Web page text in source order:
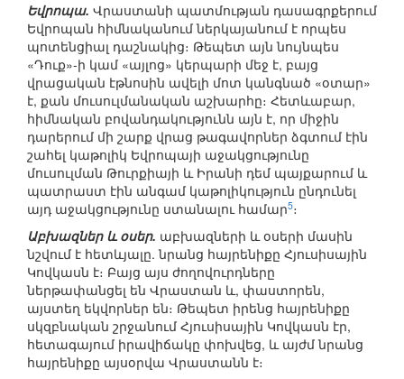
Եվրոպա. Վրաստանի պատմության դասագրքերում
Եվրոպան հիմնականում ներկայանում է որպես
պոտենցիալ դաշնակից։ Թեպետ այն նույնպես
«Դուք»-ի կամ «այլոց» կերպարի մեջ է, բայց
վրացական էթնոսին ավելի մոտ կանգնած «օտար»
է, քան մուսուլմանական աշխարհը։ Հետևաբար,
հիմնական բովանդակությունն այն է, որ միջին
դարերում մի շարք վրաց թագավորներ ձգտում էին
շահել կաթոլիկ Եվրոպայի աջակցությունը
մուսուլման Թուրքիայի և Իրանի դեմ պայքարում և
պատրաստ էին անգամ կաթոլիկություն ընդունել
այդ աջակցությունը ստանալու համար5։
Աբխազներ և օսեր. աբխազների և օսերի մասին
նշվում է հետևյալը. նրանց հայրենիքը Հյուսիսային
Կովկասն է։ Բայց այս ժողովուրդները
ներթափանցել են Վրաստան և, փաստորեն,
այստեղ եկվորներ են։ Թեպետ իրենց հայրենիքը
սկզբնական շրջանում Հյուսիսային Կովկասն էր,
հետագայում իրավիճակը փոխվեց, և այժմ նրանց
հայրենիքը այսօրվա Վրաստանն է։